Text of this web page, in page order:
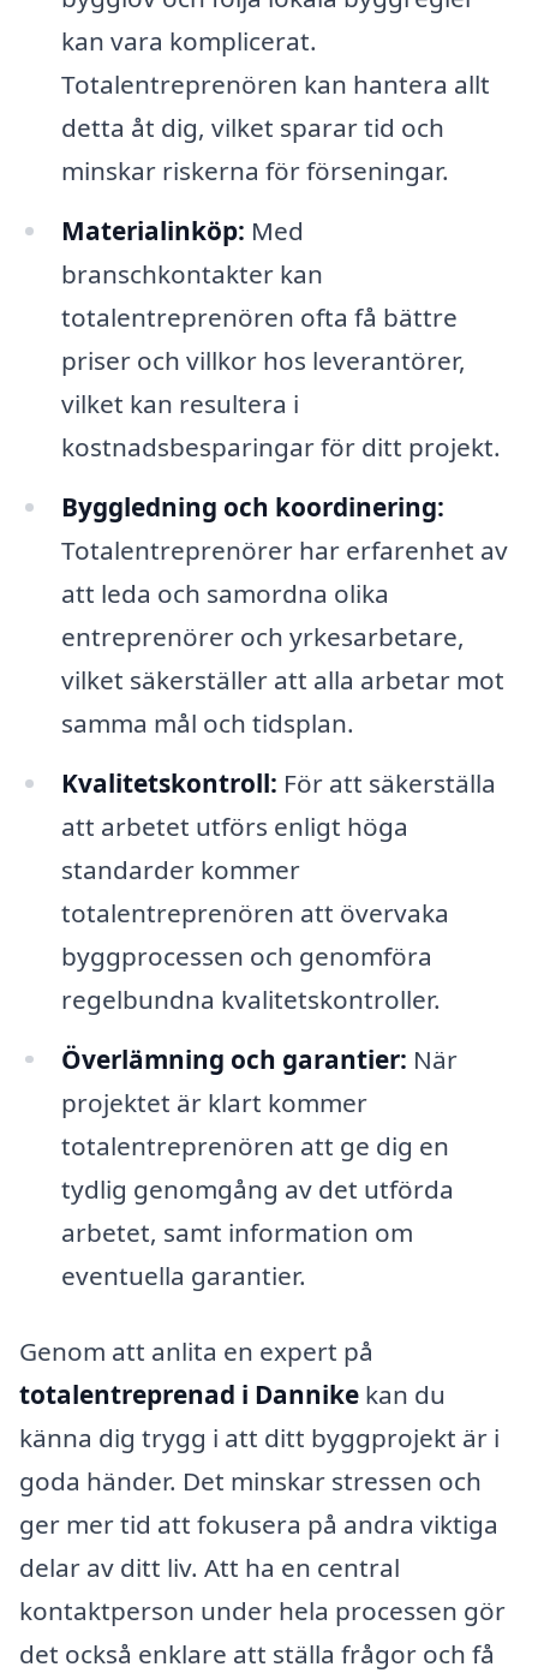
kan vara komplicerat.
Totalentreprenören kan hantera allt
detta åt dig, vilket sparar tid och
minskar riskerna för förseningar.
Materialinköp: Med
branschkontakter kan
totalentreprenören ofta få bättre
priser och villkor hos leverantörer,
vilket kan resultera i
kostnadsbesparingar för ditt projekt.
Byggledning och koordinering:
Totalentreprenörer har erfarenhet av
att leda och samordna olika
entreprenörer och yrkesarbetare,
vilket säkerställer att alla arbetar mot
samma mål och tidsplan.
Kvalitetskontroll: För att säkerställa
att arbetet utförs enligt höga
standarder kommer
totalentreprenören att övervaka
byggprocessen och genomföra
regelbundna kvalitetskontroller.
Överlämning och garantier: När
projektet är klart kommer
totalentreprenören att ge dig en
tydlig genomgång av det utförda
arbetet, samt information om
eventuella garantier.
Genom att anlita en expert på
totalentreprenad i Dannike kan du
känna dig trygg i att ditt byggprojekt är i
goda händer. Det minskar stressen och
ger mer tid att fokusera på andra viktiga
delar av ditt liv. Att ha en central
kontaktperson under hela processen gör
det också enklare att ställa frågor och få